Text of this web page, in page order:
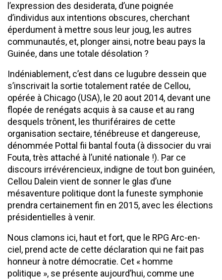
l’expression des desiderata, d’une poignée
d’individus aux intentions obscures, cherchant
éperdument à mettre sous leur joug, les autres
communautés, et, plonger ainsi, notre beau pays la
Guinée, dans une totale désolation ?
Indéniablement, c’est dans ce lugubre dessein que
s’inscrivait la sortie totalement ratée de Cellou,
opérée à Chicago (USA), le 20 aout 2014, devant une
flopée de renégats acquis à sa cause et au rang
desquels trônent, les thuriféraires de cette
organisation sectaire, ténébreuse et dangereuse,
dénommée Pottal fii bantal fouta (à dissocier du vrai
Fouta, très attaché à l’unité nationale !). Par ce
discours irrévérencieux, indigne de tout bon guinéen,
Cellou Dalein vient de sonner le glas d’une
mésaventure politique dont la funeste symphonie
prendra certainement fin en 2015, avec les élections
présidentielles à venir.
Nous clamons ici, haut et fort, que le RPG Arc-en-
ciel, prend acte de cette déclaration qui ne fait pas
honneur à notre démocratie. Cet « homme
politique », se présente aujourd’hui, comme une